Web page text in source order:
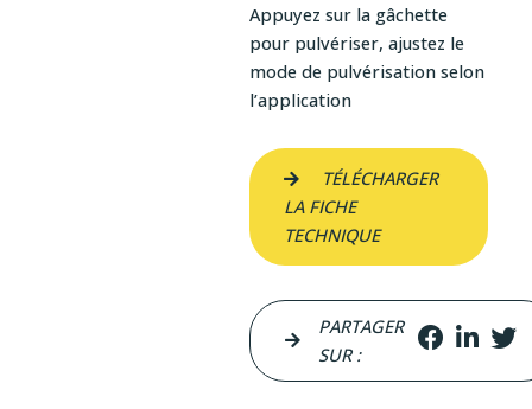
Appuyez sur la gâchette
pour pulvériser, ajustez le
mode de pulvérisation selon
l’application
TÉLÉCHARGER
LA FICHE
TECHNIQUE
PARTAGER
SUR :